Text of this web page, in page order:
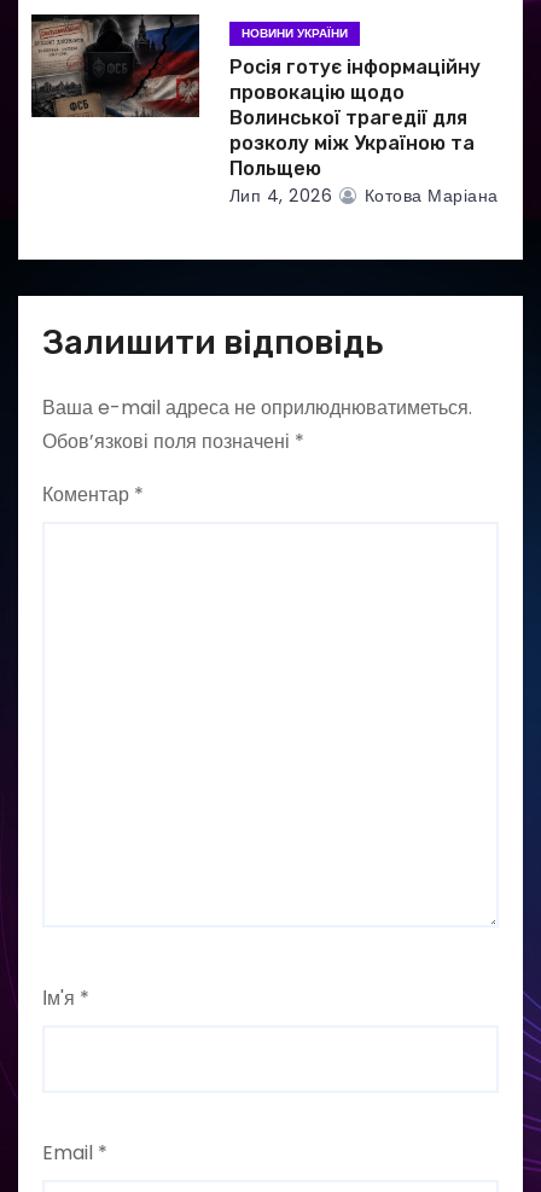
НОВИНИ УКРАЇНИ
Росія готує інформаційну
провокацію щодо
Волинської трагедії для
розколу між Україною та
Польщею
Лип 4, 2026 Котова Маріана
Залишити відповідь
Ваша e-mail адреса не оприлюднюватиметься.
Обов’язкові поля позначені *
Коментар *
Ім'я *
Email *